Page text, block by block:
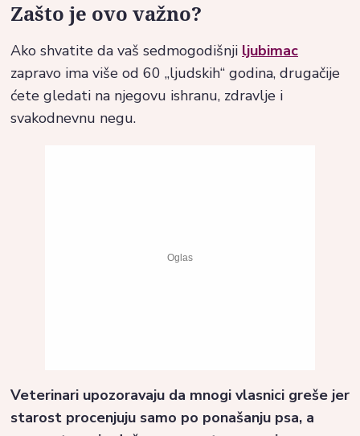
Zašto je ovo važno?
Ako shvatite da vaš sedmogodišnji ljubimac
zapravo ima više od 60 „ljudskih“ godina, drugačije
ćete gledati na njegovu ishranu, zdravlje i
svakodnevnu negu.
Veterinari upozoravaju da mnogi vlasnici greše jer
starost procenjuju samo po ponašanju psa, a